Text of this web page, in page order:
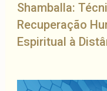
Shamballa:
Recuperação
Espiritual à